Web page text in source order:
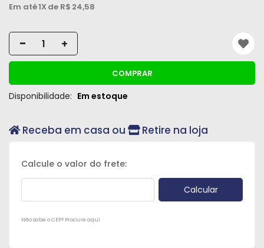
e
Acessórios
Mecânica
Em até1X de R$ 24,58
- +
COMPRAR
Disponibilidade: Em estoque
Receba em casa ou Retire na loja
Não sabe o CEP? Procure aqui